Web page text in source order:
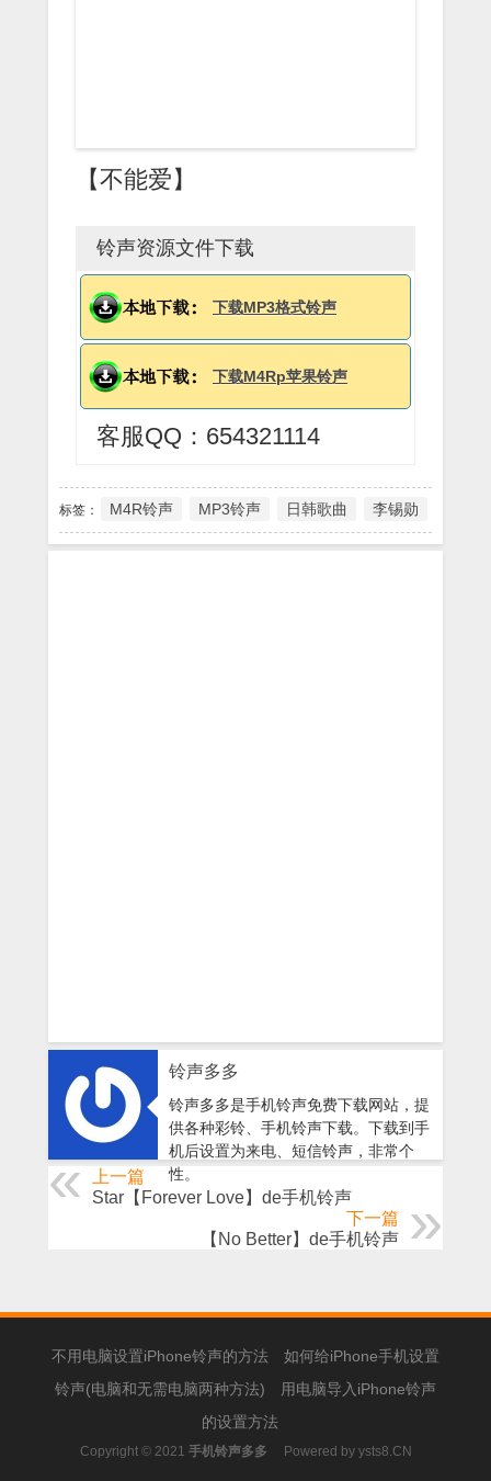
【不能爱】
铃声资源文件下载
下载MP3格式铃声
下载M4Rp苹果铃声
客服QQ：654321114
标签： M4R铃声 MP3铃声 日韩歌曲 李锡勋
铃声多多
铃声多多是手机铃声免费下载网站，提
供各种彩铃、手机铃声下载。下载到手
机后设置为来电、短信铃声，非常个
性。
上一篇
Star【Forever Love】de手机铃声
下一篇
【No Better】de手机铃声
不用电脑设置iPhone铃声的方法
如何给iPhone手机设置
铃声(电脑和无需电脑两种方法)
用电脑导入iPhone铃声
的设置方法
Copyright © 2021 手机铃声多多 Powered by ysts8.CN